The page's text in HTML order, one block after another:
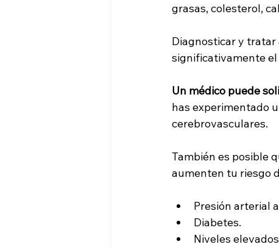
grasas, colesterol,
Diagnosticar y
significativamente
Un médico puede
has experimentado
cerebrovasculares.
También es posible
aumenten tu riesgo
Presión arterial
Diabetes.
Niveles